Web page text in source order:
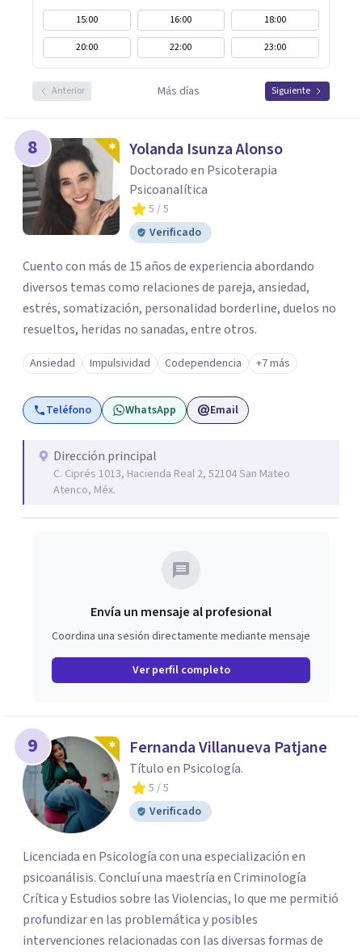
15:00 16:00
18:00
20:00
22:00 23:00
Anterior Más días Siguiente
8 Yolanda Isunza Alonso
Doctorado en Psicoterapia
Psicoanalítica
5 / 5
Verificado
Cuento con más de 15 años de experiencia abordando
diversos temas como relaciones de pareja, ansiedad,
estrés, somatización, personalidad borderline, duelos no
resueltos, heridas no sanadas, entre otros.
Ansiedad Impulsividad Codependencia +7 más
Teléfono WhatsApp Email
Dirección principal
C. Ciprés 1013, Hacienda Real 2, 52104 San Mateo
Atenco, Méx.
Envía un mensaje al profesional
Coordina una sesión directamente mediante mensaje
Ver perfil completo
9 Fernanda Villanueva Patjane
Título en Psicología.
5 / 5
Verificado
Licenciada en Psicología con una especialización en
psicoanálisis. Concluí una maestría en Criminología
Crítica y Estudios sobre las Violencias, lo que me permitió
profundizar en las problemática y posibles
intervenciones relacionadas con las diversas formas de